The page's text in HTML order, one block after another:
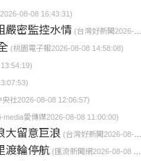
08-08 16:43:31)
嚴密監控水情 (台灣好新聞2026-08-08 15:08:12)
(桃園電子報2026-08-08 14:58:08)
央社2026-08-08 12:06:57)
media愛傳媒2026-08-08 11:00:00)
大留意巨浪 (台灣好新聞2026-08-08 10:59:00)
渡輪停航 (匯流新聞網2026-08-08 10:58:34)